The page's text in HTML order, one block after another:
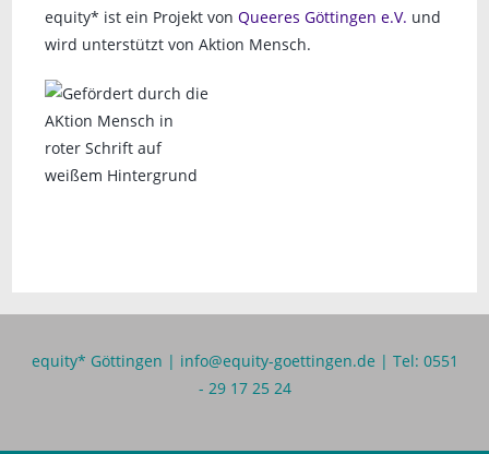
equity* ist ein Projekt vonQueeres Göttingen e.V. und
wird unterstützt von Aktion Mensch.
equity* Göttingen | info@equity-goettingen.de | Tel: 0551
- 29 17 25 24